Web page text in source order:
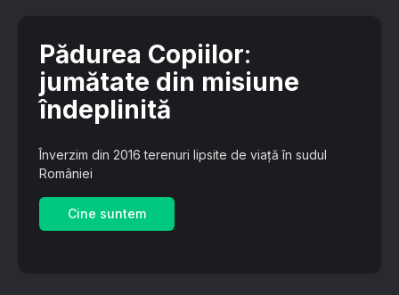
Pădurea Copiilor:
jumătate din misiune
îndeplinită
Înverzim din 2016 terenuri lipsite de viață în sudul
României
Cine suntem